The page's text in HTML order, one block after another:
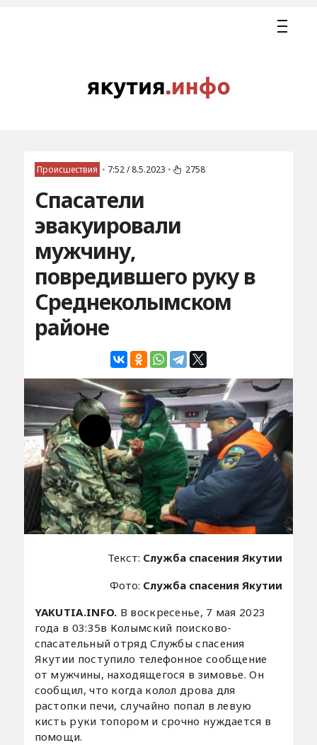
Происшествия • 7:52 / 8.5.2023 • 2758
Спасатели
эвакуировали
мужчину,
повредившего руку в
Среднеколымском
районе
Текст: Служба спасения Якутии
Фото: Служба спасения Якутии
YAKUTIA.INFO. В воскресенье, 7 мая 2023
года в 03:35в Колымский поисково-
спасательный отряд Службы спасения
Якутии поступило телефонное сообщение
от мужчины, находящегося в зимовье. Он
сообщил, что когда колол дрова для
растопки печи, случайно попал в левую
кисть руки топором и срочно нуждается в
помощи.